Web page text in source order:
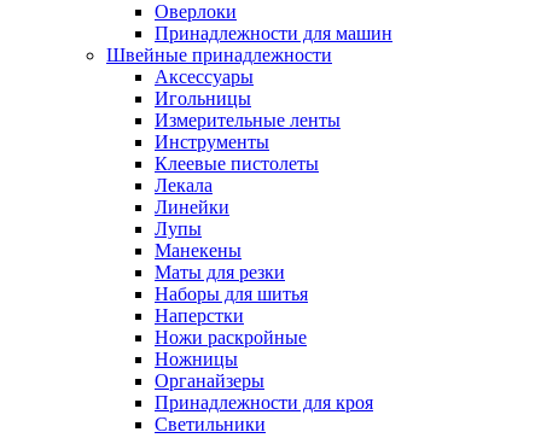
Оверлоки
Принадлежности для машин
Швейные принадлежности
Аксессуары
Игольницы
Измерительные ленты
Инструменты
Клеевые пистолеты
Лекала
Линейки
Лупы
Манекены
Маты для резки
Наборы для шитья
Наперстки
Ножи раскройные
Ножницы
Органайзеры
Принадлежности для кроя
Светильники